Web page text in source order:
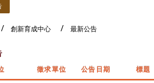
創新育成中心 最新公告
徵求單位 公告日期 標題